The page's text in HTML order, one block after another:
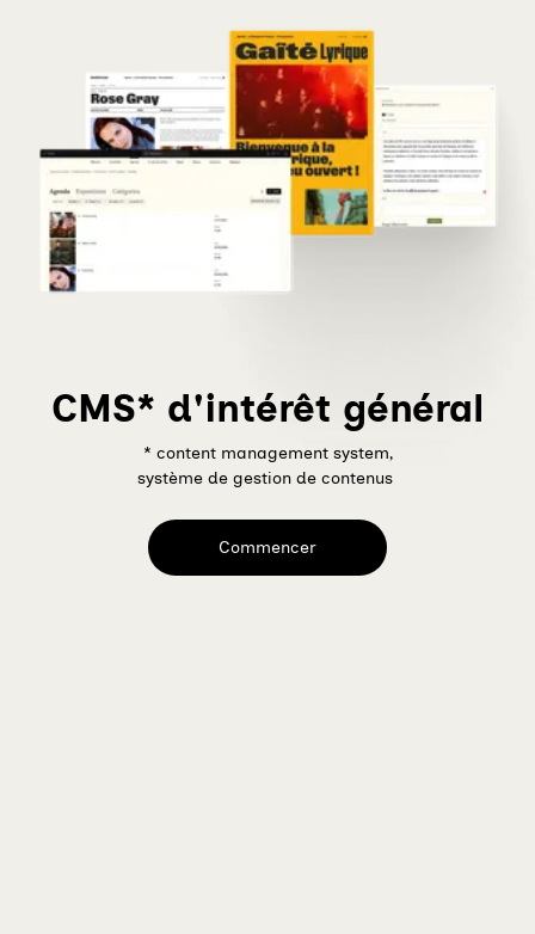
CMS* d'intérêt général
* content management system,
système de gestion de contenus
Commencer